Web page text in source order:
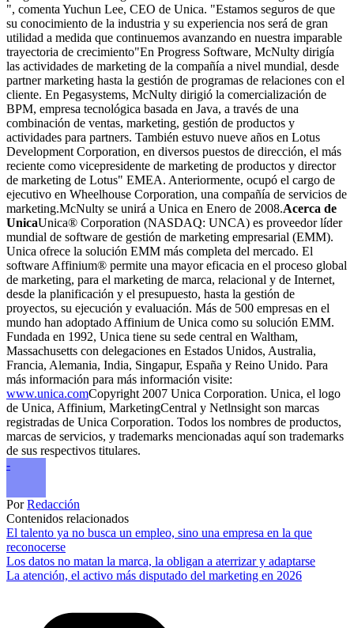
", comenta Yuchun Lee, CEO de Unica. "Estamos seguros de que
su conocimiento de la industria y su experiencia nos será de gran
utilidad a medida que continuemos avanzando en nuestra imparable
trayectoria de crecimiento"En Progress Software, McNulty dirigía
las actividades de marketing de la compañía a nivel mundial, desde
partner marketing hasta la gestión de programas de relaciones con el
cliente. En Pegasystems, McNulty dirigió la comercialización de
BPM, empresa tecnológica basada en Java, a través de una
combinación de ventas, marketing, gestión de productos y
actividades para partners. También estuvo nueve años en Lotus
Development Corporation, en diversos puestos de dirección, el más
reciente como vicepresidente de marketing de productos y director
de marketing de Lotus" EMEA. Anteriormente, ocupó el cargo de
ejecutivo en Wheelhouse Corporation, una compañía de servicios de
marketing.McNulty se unirá a Unica en Enero de 2008.Acerca de
UnicaUnica® Corporation (NASDAQ: UNCA) es proveedor líder
mundial de software de gestión de marketing empresarial (EMM).
Unica ofrece la solución EMM más completa del mercado. El
software Affinium® permite una mayor eficacia en el proceso global
de marketing, para el marketing de marca, relacional y de Internet,
desde la planificación y el presupuesto, hasta la gestión de
proyectos, su ejecución y evaluación. Más de 500 empresas en el
mundo han adoptado Affinium de Unica como su solución EMM.
Fundada en 1992, Unica tiene su sede central en Waltham,
Massachusetts con delegaciones en Estados Unidos, Australia,
Francia, Alemania, India, Singapur, España y Reino Unido. Para
más información para más información visite:
www.unica.comCopyright 2007 Unica Corporation. Unica, el logo
de Unica, Affinium, MarketingCentral y Netlnsight son marcas
registradas de Unica Corporation. Todos los nombres de productos,
marcas de servicios, y trademarks mencionadas aquí son trademarks
de sus respectivos titulares.
-
PorRedacción
Contenidos relacionados
El talento ya no busca un empleo, sino una empresa en la que
reconocerse
Los datos no matan la marca, la obligan a aterrizar y adaptarse
La atención, el activo más disputado del marketing en 2026